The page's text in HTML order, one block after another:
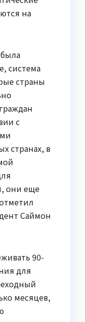
на
система
страны
с
странах, в
они еще
Саймон
90-
для
месяцев,